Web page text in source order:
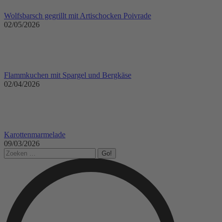
Wolfsbarsch gegrillt mit Artischocken Poivrade
02/05/2026
Flammkuchen mit Spargel und Bergkäse
02/04/2026
Karottenmarmelade
09/03/2026
Search: